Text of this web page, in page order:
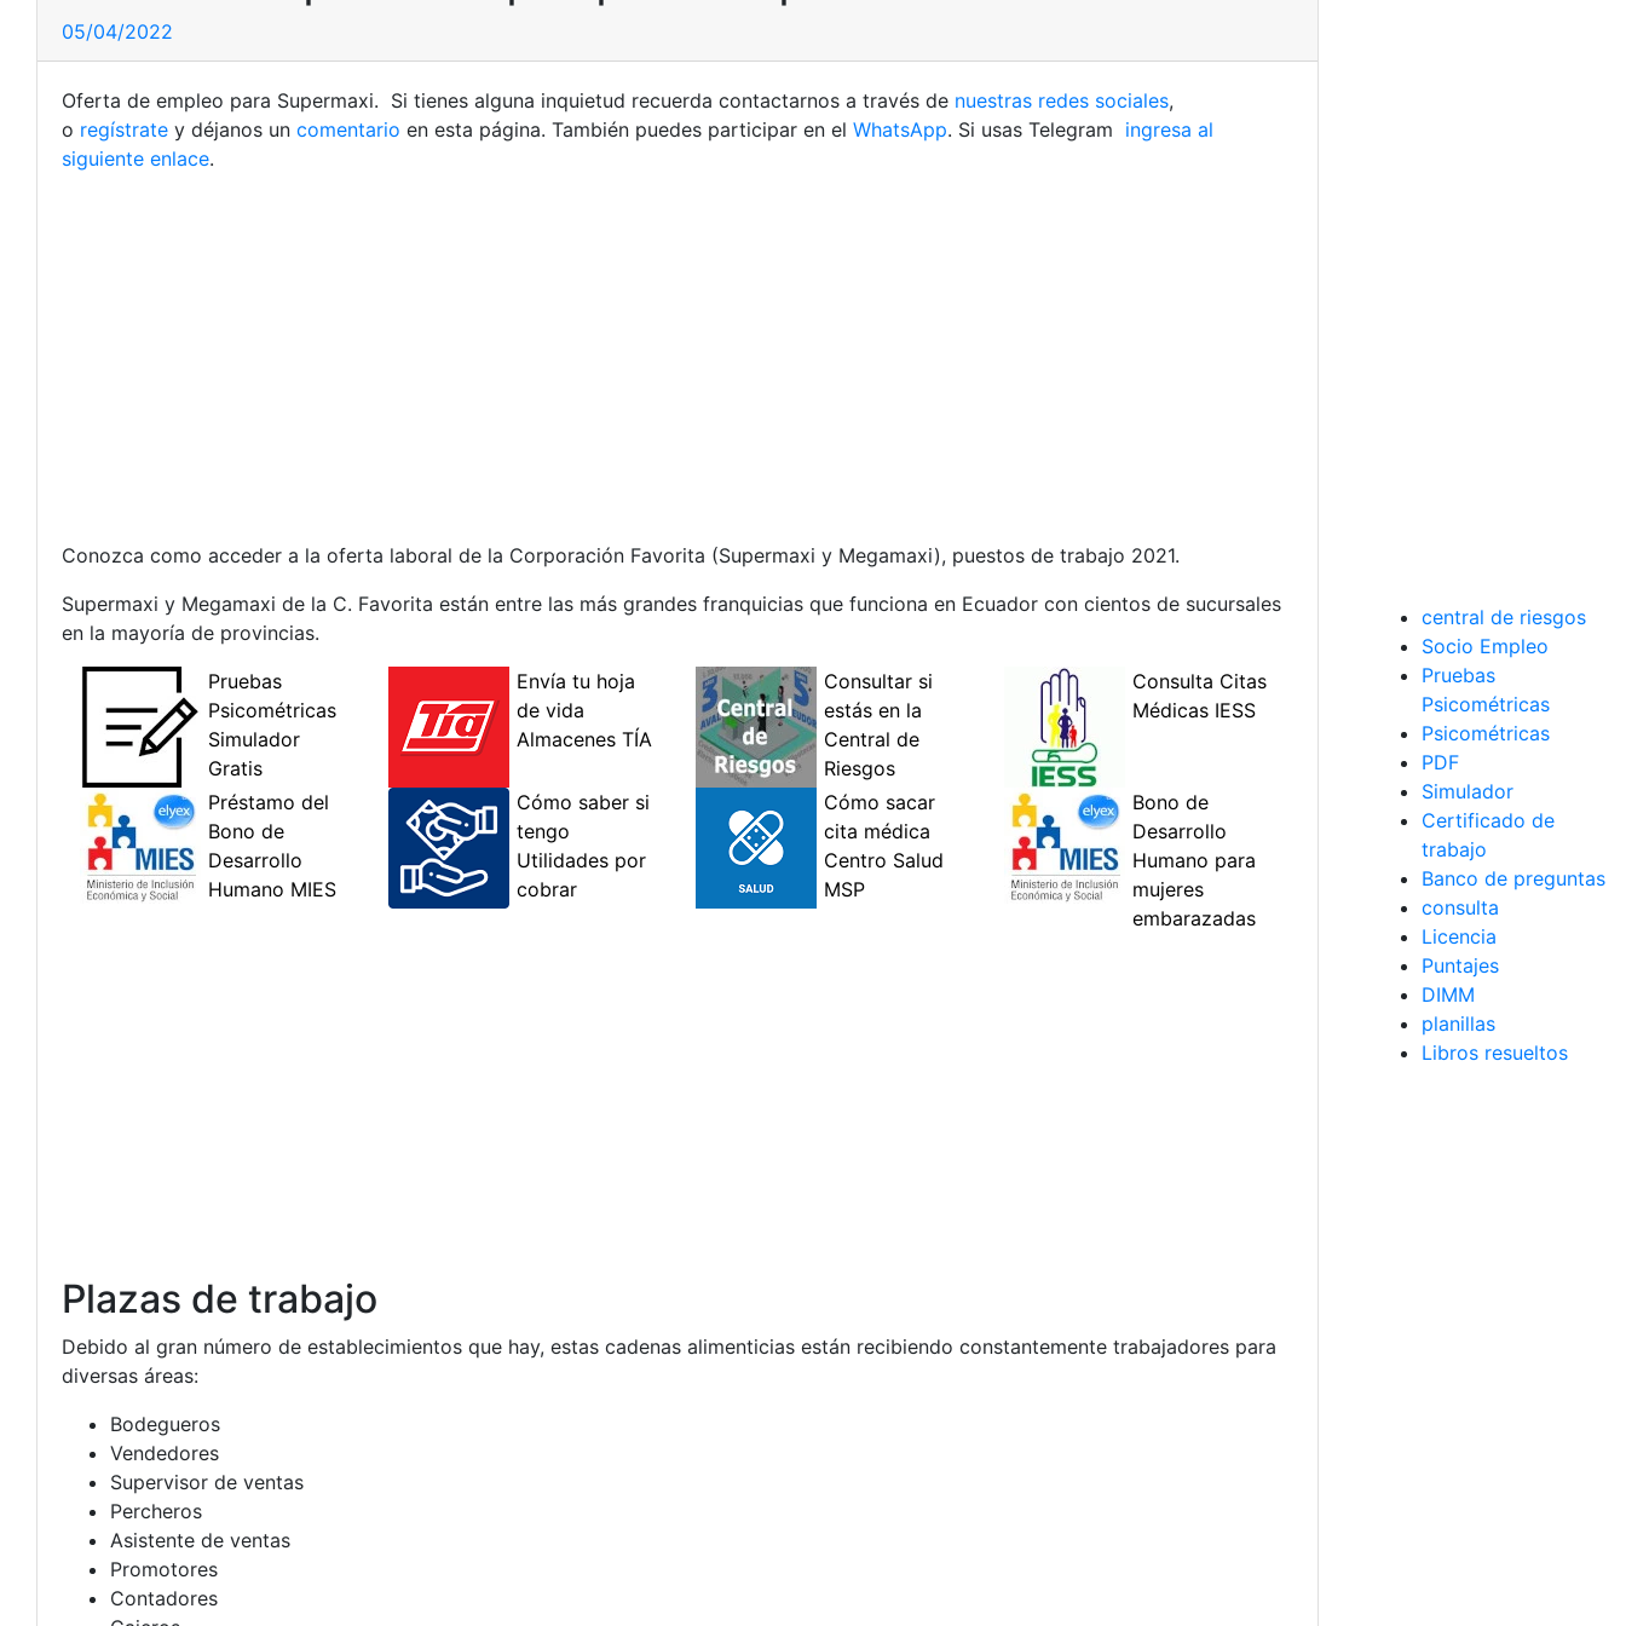
05/04/2022
Oferta de empleo para Supermaxi. Si tienes alguna inquietud recuerda contactarnos a través de nuestras redes sociales,
o regístrate y déjanos un comentario en esta página. También puedes participar en el WhatsApp. Si usas Telegram ingresa al
siguiente enlace.
Conozca como acceder a la oferta laboral de la Corporación Favorita (Supermaxi y Megamaxi), puestos de trabajo 2021.
Supermaxi y Megamaxi de la C. Favorita están entre las más grandes franquicias que funciona en Ecuador con cientos de sucursales
en la mayoría de provincias.
Plazas de trabajo
Debido al gran número de establecimientos que hay, estas cadenas alimenticias están recibiendo constantemente trabajadores para
diversas áreas:
Bodegueros
Vendedores
Supervisor de ventas
Percheros
Asistente de ventas
Promotores
Contadores
central de riesgos
Socio Empleo
Pruebas
Psicométricas
Psicométricas
PDF
Simulador
Certificado de
trabajo
Banco de preguntas
consulta
Licencia
Puntajes
DIMM
planillas
Libros resueltos